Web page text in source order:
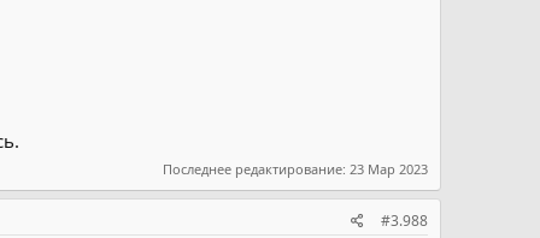
Последнее редактирование: 23 Мар 2023
#3.988